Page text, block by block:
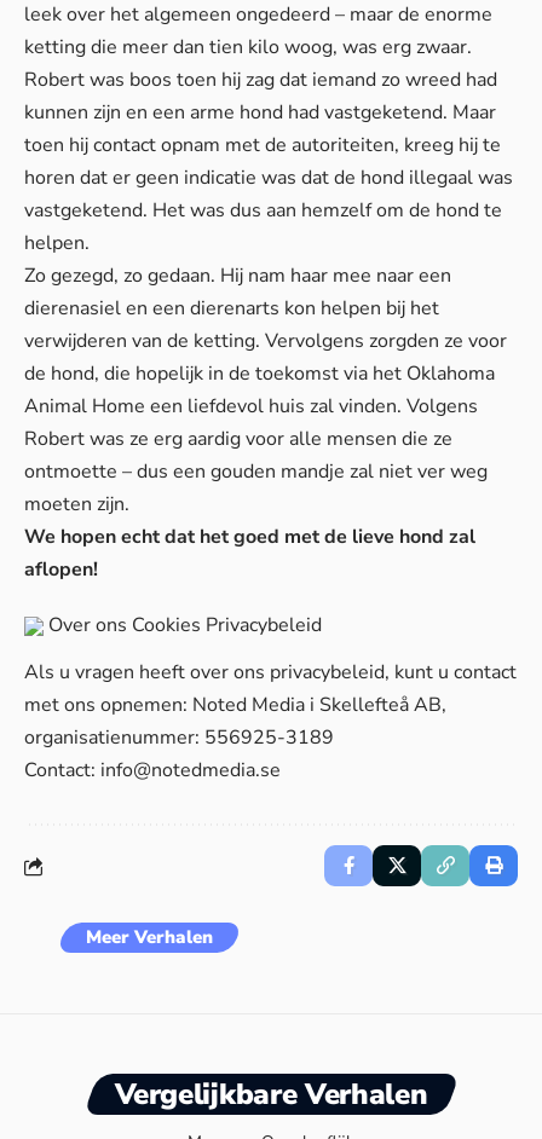
leek over het algemeen ongedeerd – maar de enorme
ketting die meer dan tien kilo woog, was erg zwaar.
Robert was boos toen hij zag dat iemand zo wreed had
kunnen zijn en een arme hond had vastgeketend. Maar
toen hij contact opnam met de autoriteiten, kreeg hij te
horen dat er geen indicatie was dat de hond illegaal was
vastgeketend. Het was dus aan hemzelf om de hond te
helpen.
Zo gezegd, zo gedaan. Hij nam haar mee naar een
dierenasiel en een dierenarts kon helpen bij het
verwijderen van de ketting. Vervolgens zorgden ze voor
de hond, die hopelijk in de toekomst via het Oklahoma
Animal Home een liefdevol huis zal vinden. Volgens
Robert was ze erg aardig voor alle mensen die ze
ontmoette – dus een gouden mandje zal niet ver weg
moeten zijn.
We hopen echt dat het goed met de lieve hond zal
aflopen!
Over ons Cookies Privacybeleid
Als u vragen heeft over ons privacybeleid, kunt u contact
met ons opnemen: Noted Media i Skellefteå AB,
organisatienummer: 556925-3189
Contact: info@notedmedia.se
Meer Verhalen
Vergelijkbare Verhalen